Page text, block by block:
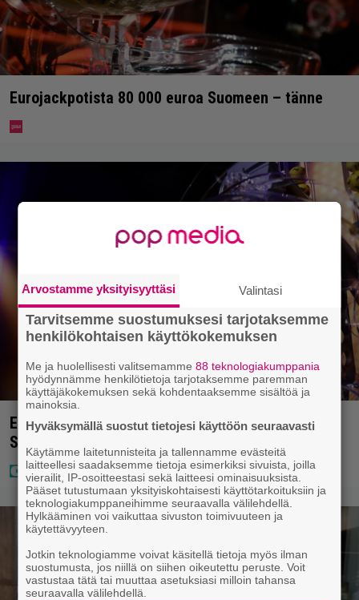
Eurojackpotista 80 000 euroa Suomeen – tänne
Eurojackpotissa poksahti 32,7 miljoonaa, ja tänne
Suomen isoin voitto meni
Arvostamme yksityisyyttäsi Valintasi
Tarvitsemme suostumuksesi tarjotaksemme
henkilökohtaisen käyttökokemuksen
Me ja huolellisesti valitsemamme88 teknologiakumppania
hyödynnämme henkilötietoja tarjotaksemme paremman
käyttäjäkokemuksen sekä kohdentaaksemme sisältöä ja
mainoksia.
Hyväksymällä suostut tietojesi käyttöön seuraavasti
Käytämme laitetunnisteita ja tallennamme evästeitä
laitteellesi saadaksemme tietoja esimerkiksi sivuista, joilla
vierailit, IP-osoitteestasi sekä laitteesi ominaisuuksista.
Pääset tutustumaan yksityiskohtaisesti käyttötarkoituksiin ja
teknologiakumppaneihimme seuraavalla välilehdellä.
Hylkääminen voi vaikuttaa sivuston toimivuuteen ja
käytettävyyteen.
Jotkin teknologiamme voivat käsitellä tietoja myös ilman
suostumusta, jos niillä on siihen oikeutettu peruste. Voit
vastustaa tätä tai muuttaa asetuksiasi milloin tahansa
seuraavalla välilehdellä.